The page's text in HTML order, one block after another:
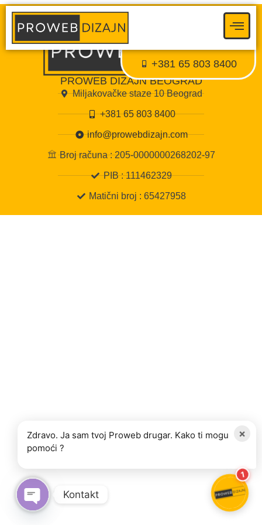
+381 65 803 8400
PROWEB DIZAJN BEOGRAD
Miljakovačke staze 10 Beograd
+381 65 803 8400
info@prowebdizajn.com
Broj računa : 205-0000000268202-97
PIB : 111462329
Matični broj : 65427958
Kontakt
OPEN CHATY
×
Zdravo. Ja sam tvoj Proweb drugar. Kako ti mogu
pomoći ?
1
● Dostupan — Proweb Dizajn